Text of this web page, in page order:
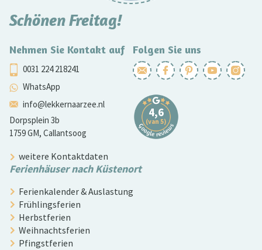
Schönen Freitag!
Nehmen Sie Kontakt auf
0031 224 218241
WhatsApp
info@lekkernaarzee.nl
Dorpsplein 3b
1759 GM, Callantsoog
Folgen Sie uns
weitere Kontaktdaten
Ferienhäuser nach Küstenort
Ferienkalender & Auslastung
Frühlingsferien
Herbstferien
Weihnachtsferien
Pfingstferien